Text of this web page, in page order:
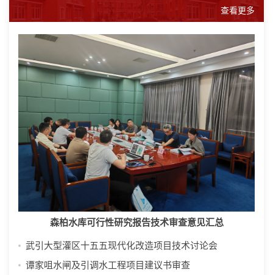
查看更多
森柏水库可行性研究报告技术审查意见汇总
武引大型灌区十五五现代化改造项目技术讨论会
谭家咀水闸及引调水工程项目建议书审查